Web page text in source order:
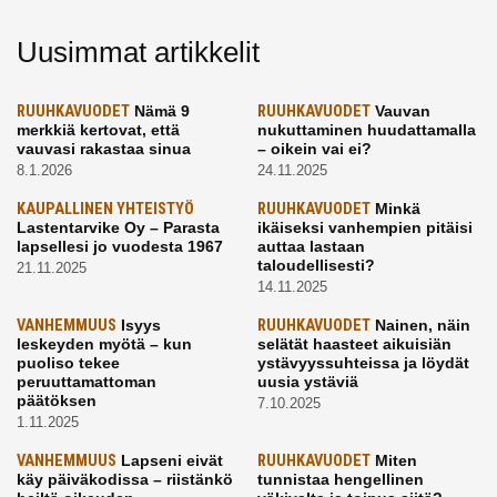
Uusimmat artikkelit
RUUHKAVUODET Nämä 9
merkkiä kertovat, että
vauvasi rakastaa sinua
8.1.2026
RUUHKAVUODETVauvan
nukuttaminen huudattamalla
– oikein vai ei?
24.11.2025
KAUPALLINEN YHTEISTYÖ
Lastentarvike Oy – Parasta
lapsellesi jo vuodesta 1967
21.11.2025
RUUHKAVUODETMinkä
ikäiseksi vanhempien pitäisi
auttaa lastaan
taloudellisesti?
14.11.2025
VANHEMMUUS Isyys
leskeyden myötä – kun
puoliso tekee
peruuttamattoman
päätöksen
1.11.2025
RUUHKAVUODETNainen, näin
selätät haasteet aikuisiän
ystävyyssuhteissa ja löydät
uusia ystäviä
7.10.2025
VANHEMMUUS Lapseni eivät
käy päiväkodissa – riistänkö
RUUHKAVUODETMiten
tunnistaa hengellinen